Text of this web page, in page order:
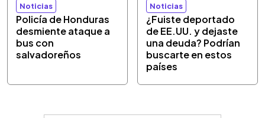
Noticias
Policía de Honduras
desmiente ataque a
bus con
salvadoreños
Noticias
¿Fuiste deportado
de EE.UU. y dejaste
una deuda? Podrían
buscarte en estos
países